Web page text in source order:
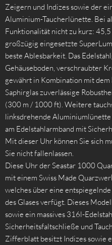
Zeigern und Indizes sowie der
Aluminium-Taucherlünette. Bei
Funktionalität nicht zu kurz:
großzügig eingesetzte
beste Ablesbarkeit. Das
Gehäuseboden, verschraubter
gewährt in Kombination mit
Saphirglas zuverlässige
(300 m / 1000 ft). Weitere
linksdrehende
am Edelstahlarmband mit
Mit dieser Uhr können Sie sich
Sie nicht fallenlassen.
Diese Uhr der Seastar 1000
mit einem Swiss Made
welches über eine
des Glases verfügt. Dieses
sowie ein massives 316l-
Sicherheitsfaltschließe und
Zifferblatt besitzt Indizes sowie